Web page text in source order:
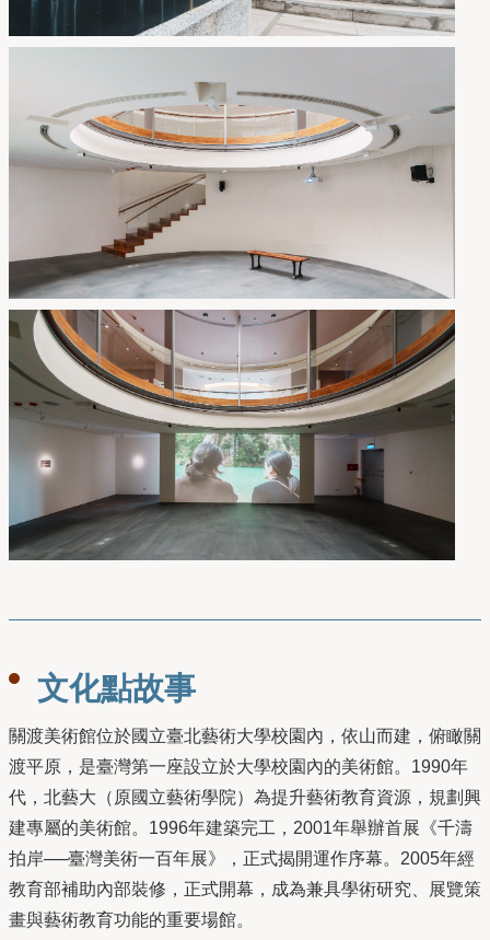
文化點故事
關渡美術館位於國立臺北藝術大學校園內，依山而建，俯瞰關
渡平原，是臺灣第一座設立於大學校園內的美術館。1990年
代，北藝大（原國立藝術學院）為提升藝術教育資源，規劃興
建專屬的美術館。1996年建築完工，2001年舉辦首展《千濤
拍岸──臺灣美術一百年展》，正式揭開運作序幕。2005年經
教育部補助內部裝修，正式開幕，成為兼具學術研究、展覽策
畫與藝術教育功能的重要場館。